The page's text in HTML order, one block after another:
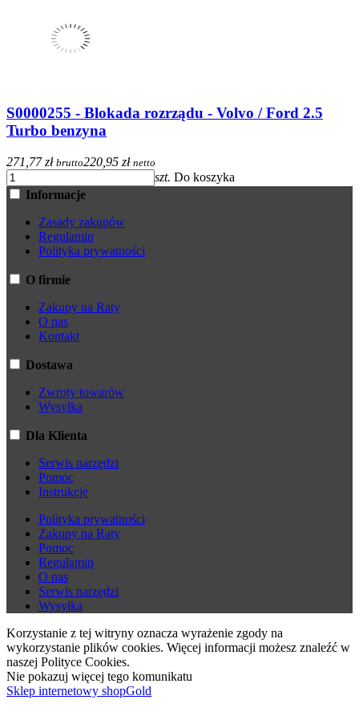
S0000255 - Blokada rozrządu - Volvo / Ford 2.5
Turbo benzyna
271,77 zł brutto220,95 zł netto
szt. Do koszyka
Informacje
Zasady zakupów
Regulamin
Polityka prywatności
O firmie
Zakupy na Raty
O nas
Kontakt
Dostawa
Zwroty towarów
Wysyłka
Dla Klienta
Serwis narzędzi
Pomoc
Instrukcje
Polityka prywatności
Zakupy na Raty
Pomoc
Regulamin
O nas
Serwis narzędzi
Wysyłka
Korzystanie z tej witryny oznacza wyrażenie zgody na
wykorzystanie plików cookies. Więcej informacji możesz znaleźć w
naszej Polityce Cookies.
Nie pokazuj więcej tego komunikatu
Sklep internetowy shopGold